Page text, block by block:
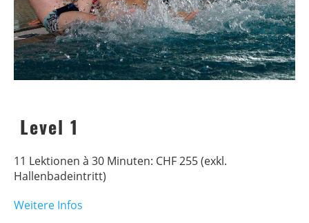
Level 1
11 Lektionen à 30 Minuten: CHF 255 (exkl.
Hallenbadeintritt)
Weitere Infos